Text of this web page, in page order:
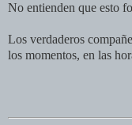
No entienden que esto
Los verdaderos
los momentos, en las